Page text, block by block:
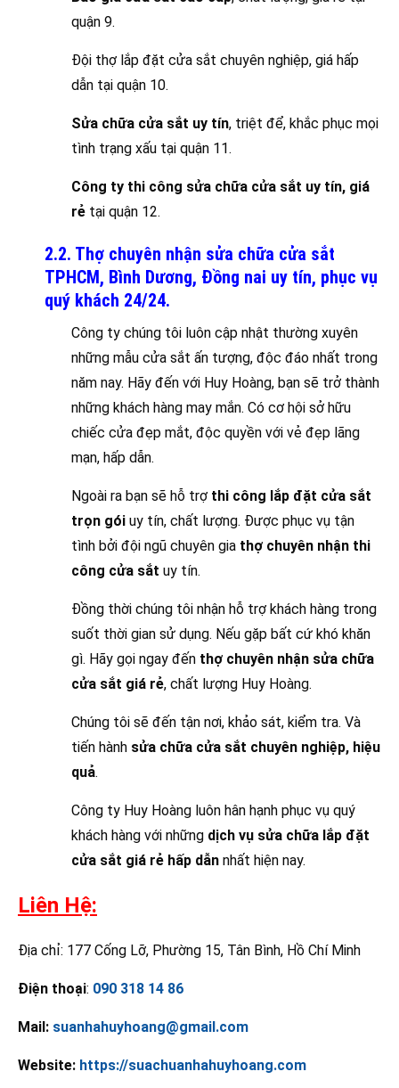
quận 9.
Đội thợ lắp đặt cửa sắt chuyên nghiệp, giá hấp
dẫn tại quận 10.
Sửa chữa cửa sắt uy tín, triệt để, khắc phục mọi
tình trạng xấu tại quận 11.
Công ty thi công sửa chữa cửa sắt uy tín, giá
rẻ tại quận 12.
2.2. Thợ chuyên nhận sửa chữa cửa sắt
TPHCM, Bình Dương, Đồng nai uy tín, phục vụ
quý khách 24/24.
Công ty chúng tôi luôn cập nhật thường xuyên
những mẫu cửa sắt ấn tượng, độc đáo nhất trong
năm nay. Hãy đến với Huy Hoàng, bạn sẽ trở thành
những khách hàng may mắn. Có cơ hội sở hữu
chiếc cửa đẹp mắt, độc quyền với vẻ đẹp lãng
mạn, hấp dẫn.
Ngoài ra bạn sẽ hỗ trợ thi công lắp đặt cửa sắt
trọn gói uy tín, chất lượng. Được phục vụ tận
tình bởi đội ngũ chuyên gia thợ chuyên nhận thi
công cửa sắt uy tín.
Đồng thời chúng tôi nhận hỗ trợ khách hàng trong
suốt thời gian sử dụng. Nếu gặp bất cứ khó khăn
gì. Hãy gọi ngay đến thợ chuyên nhận sửa chữa
cửa sắt giá rẻ, chất lượng Huy Hoàng.
Chúng tôi sẽ đến tận nơi, khảo sát, kiểm tra. Và
tiến hành sửa chữa cửa sắt chuyên nghiệp, hiệu
quả.
Công ty Huy Hoàng luôn hân hạnh phục vụ quý
khách hàng với những dịch vụ sửa chữa lắp đặt
cửa sắt giá rẻ hấp dẫn nhất hiện nay.
Liên Hệ:
Địa chỉ: 177 Cống Lỡ, Phường 15, Tân Bình, Hồ Chí Minh
Điện thoại: 090 318 14 86
Mail: suanhahuyhoang@gmail.com
Website: https://suachuanhahuyhoang.com